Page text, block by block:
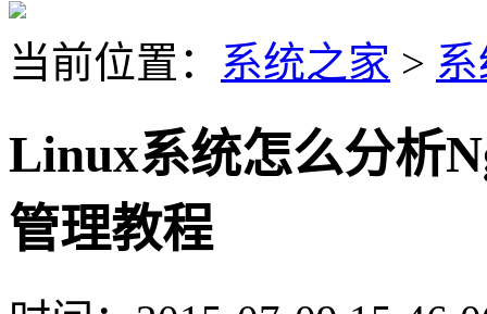
当前位置： 系统之家 >
Linux系统怎么分析
管理教程